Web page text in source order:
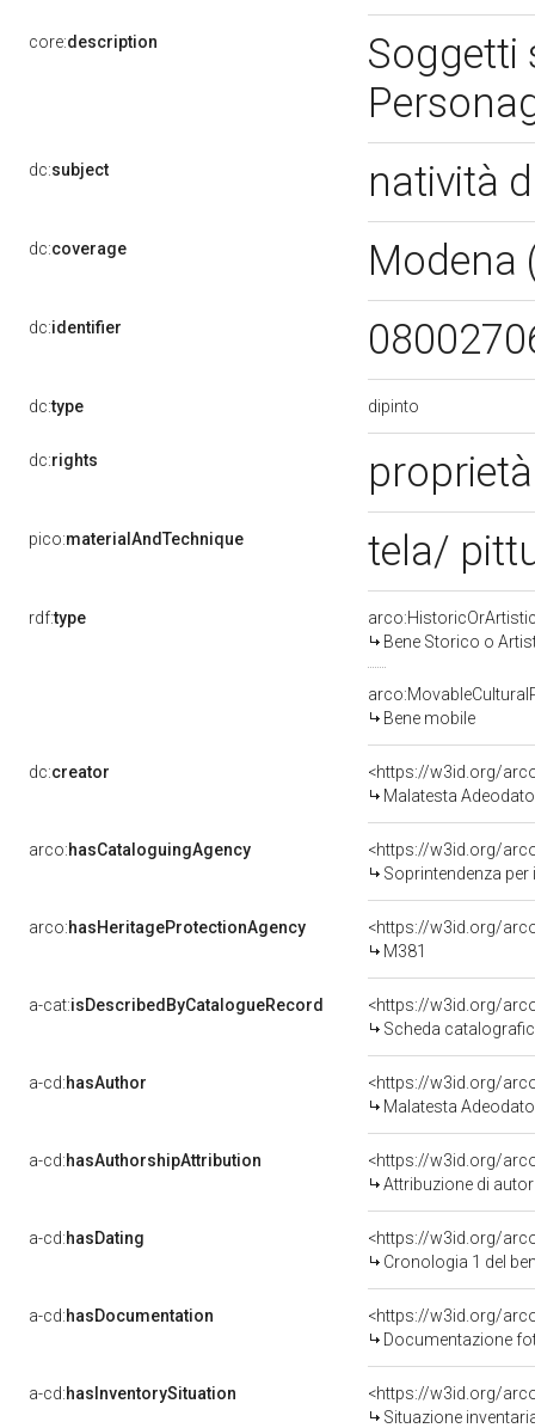
core:description
Soggetti
dc:subject natività
dc:coverage Modena
dc:identifier
dc:type dipinto
dc:rights
pico:materialAndTechnique tela/
rdf:type
Bene Storico o
Bene mobile
dc:creator
<https://w3id.org/
Malatesta
arco:hasCataloguingAgency
<https://w3id.org/
Soprintendenza per
arco:hasHeritageProtectionAgency
<https://w3id.org/
M381
a-cat:isDescribedByCatalogueRecord
<https://w3id.org/
Scheda
a-cd:hasAuthor
<https://w3id.org/
Malatesta
a-cd:hasAuthorshipAttribution
<https://w3id.org/
Attribuzione di
a-cd:hasDating
<https://w3id.org/
Cronologia 1 del
a-cd:hasDocumentation
Documentazione
a-cd:hasInventorySituation
<https://w3id.org/
Situazione